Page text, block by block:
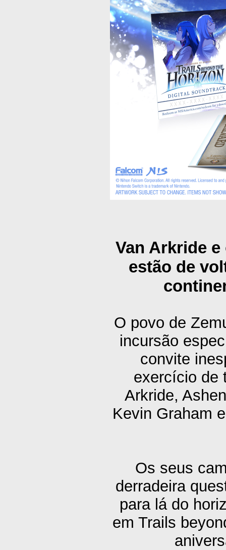
Van Arkride
estão de
O povo de
incursão
convite
exercício de
Arkride,
Kevin Graham
Os seus
derradeira
para lá do
em Trails